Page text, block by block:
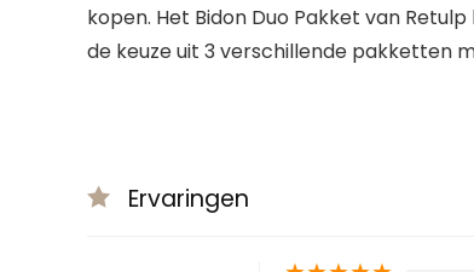
kopen. Het Bidon Duo Pakket van
de keuze uit 3 verschillende pakketten
Ervaringen